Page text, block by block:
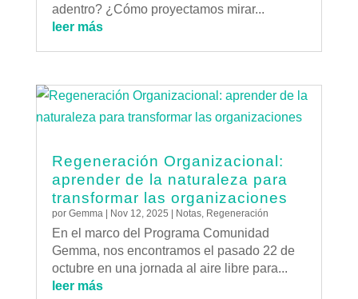
adentro? ¿Cómo proyectamos mirar...
leer más
Regeneración Organizacional:
aprender de la naturaleza para
transformar las organizaciones
por Gemma| Nov 12, 2025 Notas, Regeneración
En el marco del Programa Comunidad
Gemma, nos encontramos el pasado 22 de
octubre en una jornada al aire libre para...
leer más